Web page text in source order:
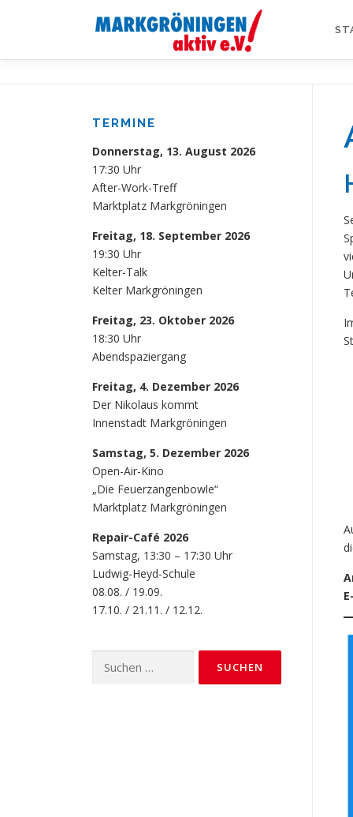
TERMINE
Donnerstag, 13. August 2026
17:30 Uhr
After-Work-Treff
Marktplatz Markgröningen
Freitag, 18. September 2026
19:30 Uhr
Kelter-Talk
Kelter Markgröningen
Freitag, 23. Oktober 2026
18:30 Uhr
Abendspaziergang
Freitag, 4. Dezember 2026
Der Nikolaus kommt
Innenstadt Markgröningen
Samstag, 5. Dezember 2026
Open-Air-Kino
„Die Feuerzangenbowle“
Marktplatz Markgröningen
Repair-Café 2026
Samstag, 13:30 – 17:30 Uhr
Ludwig-Heyd-Schule
08.08. / 19.09.
17.10. / 21.11. / 12.12.
nach: